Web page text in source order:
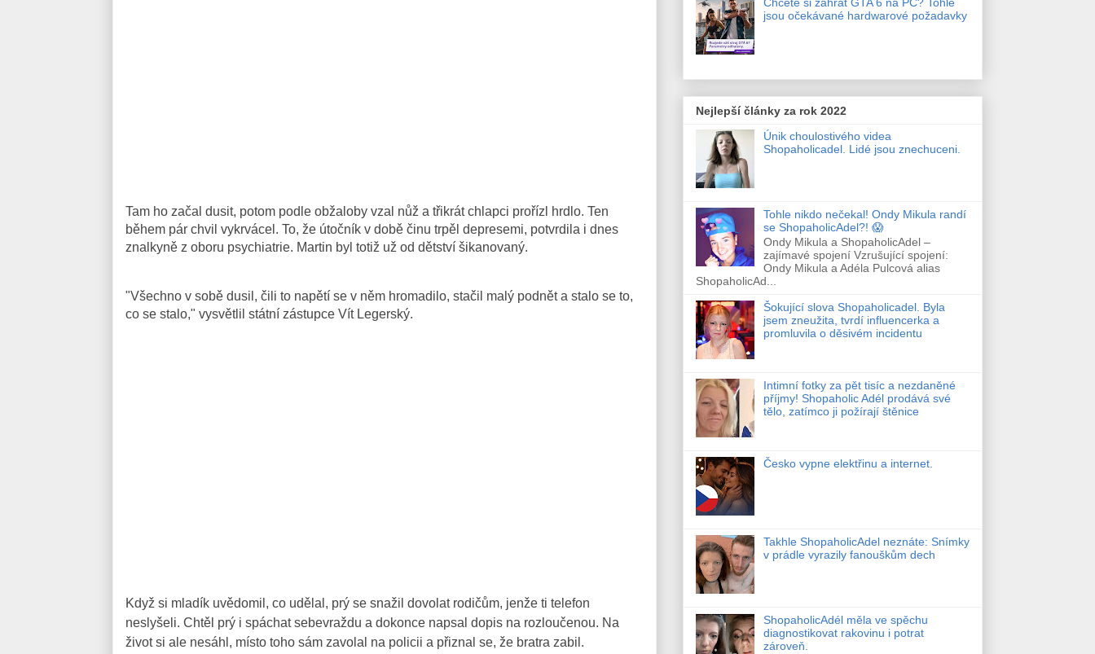
Tam ho začal dusit, potom podle obžaloby vzal nůž a třikrát chlapci prořízl hrdlo. Ten
během pár chvil vykrvácel. To, že útočník v době činu trpěl depresemi, potvrdila i dnes
znalkyně z oboru psychiatrie. Martin byl totiž už od dětství šikanovaný.
"Všechno v sobě dusil, čili to napětí se v něm hromadilo, stačil malý podnět a stalo se to,
co se stalo," vysvětlil státní zástupce Vít Legerský.
Když si mladík uvědomil, co udělal, prý se snažil dovolat rodičům, jenže ti telefon
neslyšeli. Chtěl prý i spáchat sebevraždu a dokonce napsal dopis na rozloučenou. Na
život si ale nesáhl, místo toho sám zavolal na policii a přiznal se, že bratra zabil.
jsou očekávané hardwarové požadavky
Nejlepší články za rok 2022
Únik choulostivého videa
Shopaholicadel. Lidé jsou znechuceni.
Tohle nikdo nečekal! Ondy Mikula randí
se ShopaholicAdel?! 😱
Ondy Mikula a ShopaholicAdel –
zajímavé spojení Vzrušující spojení:
Ondy Mikula a Adéla Pulcová alias
ShopaholicAd...
Šokující slova Shopaholicadel. Byla
jsem zneužita, tvrdí influencerka a
promluvila o děsivém incidentu
Intimní fotky za pět tisíc a nezdaněné
příjmy! Shopaholic Adél prodává své
tělo, zatímco ji požírají štěnice
Česko vypne elektřinu a internet.
Takhle ShopaholicAdel neznáte: Snímky
v prádle vyrazily fanouškům dech
ShopaholicAdél měla ve spěchu
diagnostikovat rakovinu i potrat
zároveň.